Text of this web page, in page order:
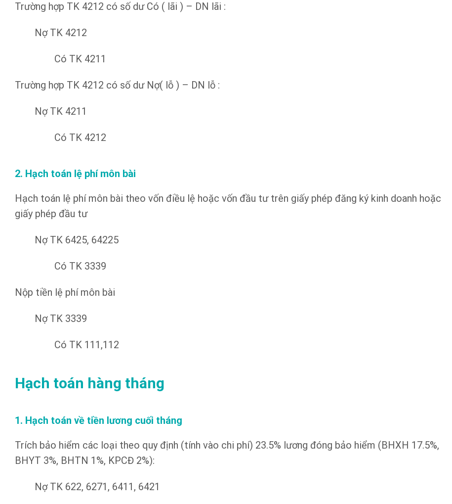
Trường hợp TK 4212 có số dư Có ( lãi ) – DN lãi :
Nợ TK 4212
Có TK 4211
Trường hợp TK 4212 có số dư Nợ( lỗ ) – DN lỗ :
Nợ TK 4211
Có TK 4212
2. Hạch toán lệ phí môn bài
Hạch toán lệ phí môn bài theo vốn điều lệ hoặc vốn đầu tư trên giấy phép đăng ký kinh doanh hoặc
giấy phép đầu tư
Nợ TK 6425, 64225
Có TK 3339
Nộp tiền lệ phí môn bài
Nợ TK 3339
Có TK 111,112
Hạch toán hàng tháng
1. Hạch toán về tiền lương cuối tháng
Trích bảo hiểm các loại theo quy định (tính vào chi phí) 23.5% lương đóng bảo hiểm (BHXH 17.5%,
BHYT 3%, BHTN 1%, KPCĐ 2%):
Nợ TK 622, 6271, 6411, 6421